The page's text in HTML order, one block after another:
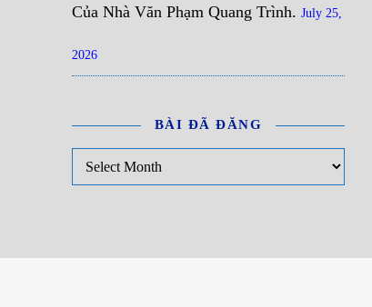
Của Nhà Văn Phạm Quang Trình. July 25,
2026
BÀI ĐÃ ĐĂNG